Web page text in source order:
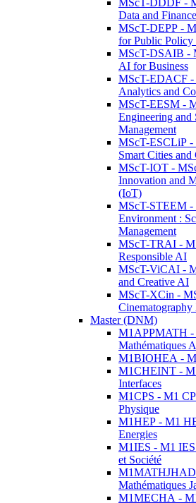
MScT-DDDF -
Data and
MScT-DEPP -
for Public Policy
MScT-DSAIB -
AI for Business
MScT-EDACF -
Analytics and
MScT-EESM -
Engineering and
Management
MScT-ESCLiP -
Smart Cities
MScT-IOT -
Innovation and
(IoT)
MScT-STEEM -
Environment :
Management
MScT-TRAI -
Responsible AI
MScT-ViCAI -
and Creative AI
MScT-XCin -
Master (DNM)
M1APPMATH -
Mathématiques
M1BIOHEA -
M1CHEINT -
Interfaces
M1CPS - M1
Physique
M1HEP - M1
Energies
M1IES - M1
et Société
Mathématiques
M1MECHA -